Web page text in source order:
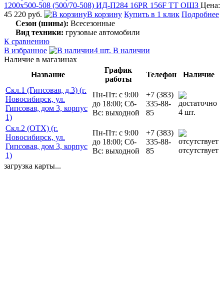
1200x500-508 (500/70-508) ИД-П284 16PR 156F TT ОШЗ Цена:
45 220 руб.
В корзину Купить в 1 клик Подробнее
Сезон (шины): Всесезонные
Вид техники: грузовые автомобили
К сравнению
В избранное
4 шт. В наличии
Наличие в магазинах
Название
График
работы
Телефон
Наличие
Скл.1 (Гипсовая, д.3) (г.
Новосибирск, ул.
Гипсовая, дом 3, корпус
1)
Пн-Пт: с 9:00
до 18:00; Сб-
Вс: выходной
+7 (383)
335-88-
85
4 шт.
Скл.2 (ОТХ) (г.
Новосибирск, ул.
Гипсовая, дом 3, корпус
1)
Пн-Пт: с 9:00
до 18:00; Сб-
Вс: выходной
+7 (383)
335-88-
85
отсутствует
загрузка карты...